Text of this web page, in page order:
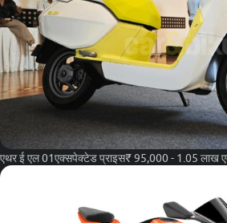
एथर ई एल 01एक्सपेक्टेड प्राइस₹ 95,000 - 1.05 लाख